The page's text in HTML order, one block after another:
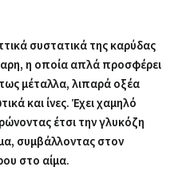
συστατικά της καρύδας
η οποία απλά προσφέρει
μέταλλα, λιπαρά οξέα
και ίνες. Έχει χαμηλό
έτσι την γλυκόζη
συμβάλλοντας στον
στο αίμα.